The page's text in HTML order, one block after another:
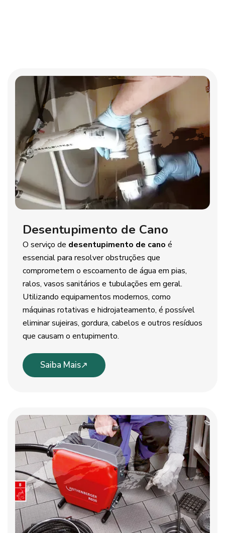
Desentupimento de Cano
O serviço de desentupimento de cano é
essencial para resolver obstruções que
comprometem o escoamento de água em pias,
ralos, vasos sanitários e tubulações em geral.
Utilizando equipamentos modernos, como
máquinas rotativas e hidrojateamento, é possível
eliminar sujeiras, gordura, cabelos e outros resíduos
que causam o entupimento.
Saiba Mais